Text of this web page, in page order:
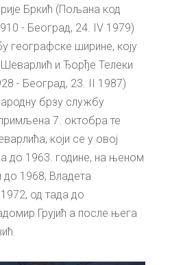
Бркић (Пољана код
- Београд, 24. IV 1979)
географске ширине, коју
и Ђорђе Телеки
- Београд, 23. II 1987)
брзу службу
7. октобра те
који се у овој
до 1963. године, на њеном
до 1968, Владета
од тада до
Грујић а после њега